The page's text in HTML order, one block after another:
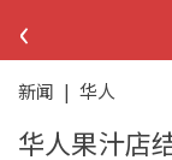
‹
新闻 | 华人
华人果汁店